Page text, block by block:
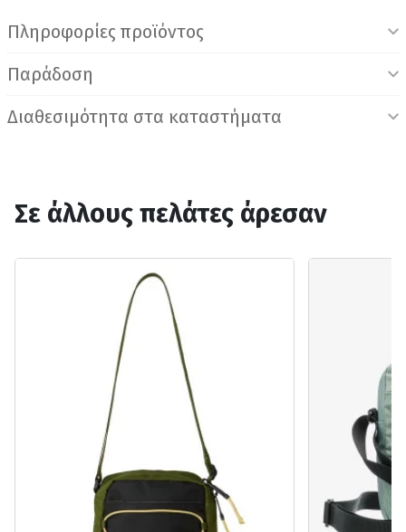
Πληροφορίες προϊόντος
Παράδοση
Διαθεσιμότητα στα καταστήματα
Σε άλλους πελάτες άρεσαν